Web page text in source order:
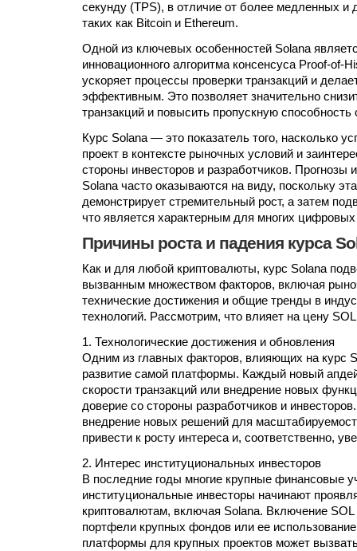
секунду (TPS), в отличие от более медленных и
таких как Bitcoin и Ethereum.
Одной из ключевых особенностей Solana
инновационного алгоритма консенсуса Proof-of-
ускоряет процессы проверки транзакций и
эффективным. Это позволяет значительно
транзакций и повысить пропускную способность
Курс Solana — это показатель того, насколько
проект в контексте рыночных условий и
стороны инвесторов и разработчиков. Прогнозы
Solana часто оказываются на виду, поскольку
демонстрирует стремительный рост, а затем
что является характерным для многих цифровых
Причины роста и падения курса
Как и для любой криптовалюты, курс Solana
вызванным множеством факторов, включая
технические достижения и общие тренды в
технологий. Рассмотрим, что влияет на цену
1. Технологические достижения и обновления
Одним из главных факторов, влияющих на курс
развитие самой платформы. Каждый новый
скорости транзакций или внедрение новых
доверие со стороны разработчиков и
внедрение новых решений для
привести к росту интереса и, соответственно,
2. Интерес институциональных инвесторов
В последние годы многие крупные финансовые
институциональные инвесторы начинают
криптовалютам, включая Solana. Включение
портфели крупных фондов или ее использование
платформы для крупных проектов может